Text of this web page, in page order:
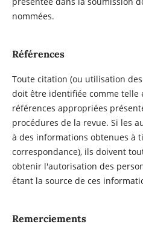
nommées.
Références
Toute citation (ou utilisation
doit être identifiée comme telle
références appropriées
procédures de la revue. Si les
à des informations obtenues à
correspondance), ils doivent
obtenir l'autorisation des
étant la source de ces
Remerciements